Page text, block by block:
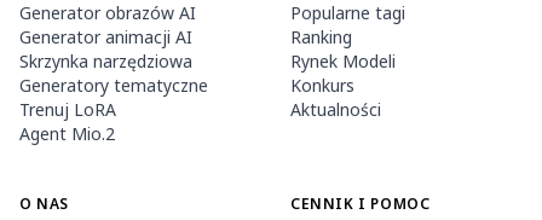
Generator obrazów AI
Generator animacji AI
Skrzynka narzędziowa
Generatory tematyczne
Trenuj LoRA
Agent Mio.2
Popularne tagi
Ranking
Rynek Modeli
Konkurs
Aktualności
O NAS CENNIK I POMOC